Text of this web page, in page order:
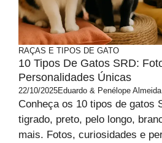
RAÇAS E TIPOS DE GATO
10 Tipos De Gatos SRD:
Personalidades Únicas
22/10/2025Eduardo & Penélope Almeida
Conheça os 10 tipos de gatos
tigrado, preto, pelo longo,
mais. Fotos, curiosidades e